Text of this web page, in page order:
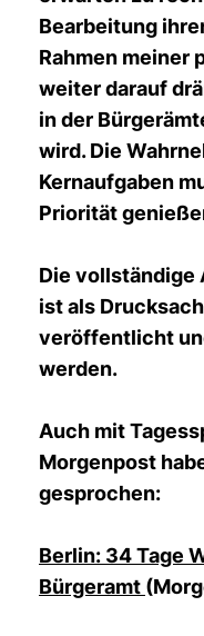
Bearbeitung
Rahmen meiner
weiter darauf
in der
wird. Die
Kernaufgaben
Priorität
Die vollständige
ist als
veröffentlicht
werden.
Auch mit
Morgenpost
gesprochen:
Berlin: 34 Tage
Bürgeramt